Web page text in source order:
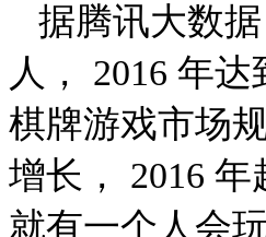
据腾讯大数
人，
2016 年达
棋牌游戏市场
增长，
2016 年
就有一个人会